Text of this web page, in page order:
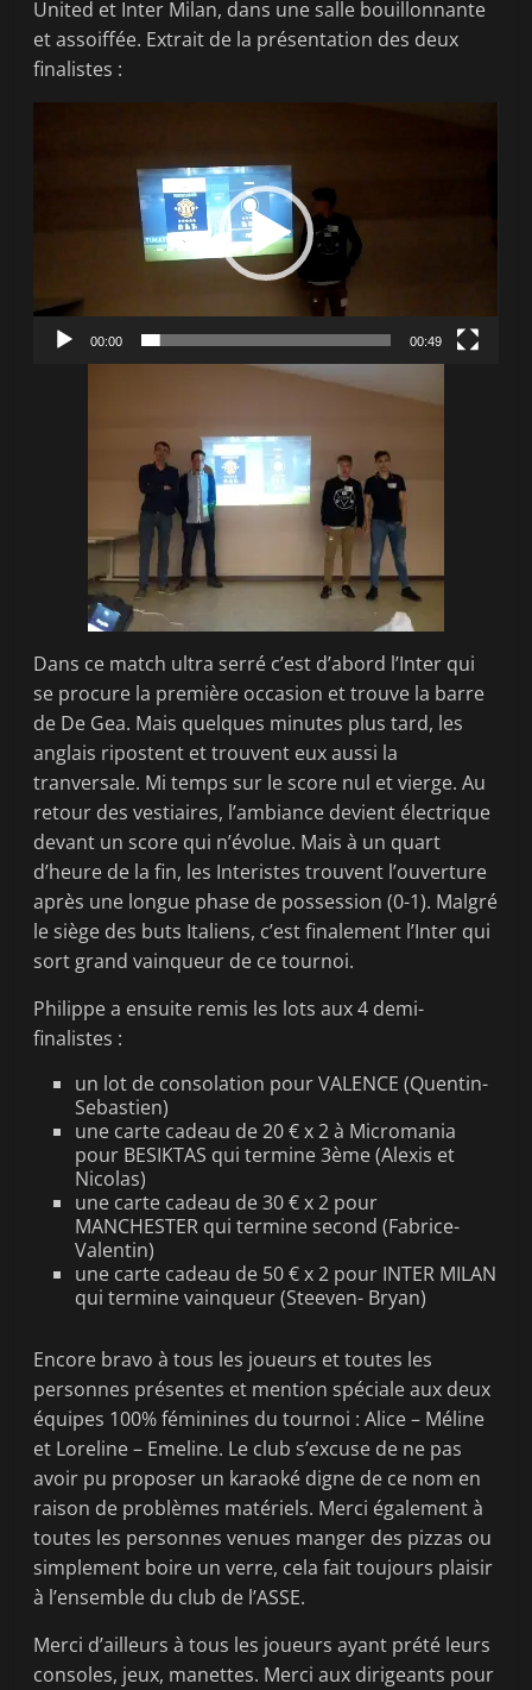
United et Inter Milan, dans une salle bouillonnante
et assoiffée. Extrait de la présentation des deux
finalistes :
00:00 00:49
Dans ce match ultra serré c’est d’abord l’Inter qui
se procure la première occasion et trouve la barre
de De Gea. Mais quelques minutes plus tard, les
anglais ripostent et trouvent eux aussi la
tranversale. Mi temps sur le score nul et vierge. Au
retour des vestiaires, l’ambiance devient électrique
devant un score qui n’évolue. Mais à un quart
d’heure de la fin, les Interistes trouvent l’ouverture
après une longue phase de possession (0-1). Malgré
le siège des buts Italiens, c’est finalement l’Inter qui
sort grand vainqueur de ce tournoi.
Philippe a ensuite remis les lots aux 4 demi-
finalistes :
un lot de consolation pour VALENCE (Quentin-
Sebastien)
une carte cadeau de 20 € x 2 à Micromania
pour BESIKTAS qui termine 3ème (Alexis et
Nicolas)
une carte cadeau de 30 € x 2 pour
MANCHESTER qui termine second (Fabrice-
Valentin)
une carte cadeau de 50 € x 2 pour INTER MILAN
qui termine vainqueur (Steeven- Bryan)
Encore bravo à tous les joueurs et toutes les
personnes présentes et mention spéciale aux deux
équipes 100% féminines du tournoi : Alice – Méline
et Loreline – Emeline. Le club s’excuse de ne pas
avoir pu proposer un karaoké digne de ce nom en
raison de problèmes matériels. Merci également à
toutes les personnes venues manger des pizzas ou
simplement boire un verre, cela fait toujours plaisir
à l’ensemble du club de l’ASSE.
Merci d’ailleurs à tous les joueurs ayant prété leurs
consoles, jeux, manettes. Merci aux dirigeants pour